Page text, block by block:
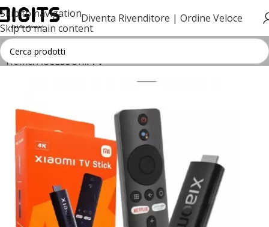
Skip to navigation
Skip to main content
Diventa Rivenditore | Ordine Veloce
Home ACCESSORI TV